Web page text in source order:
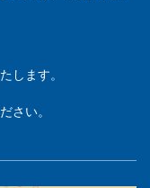
します。
さい。